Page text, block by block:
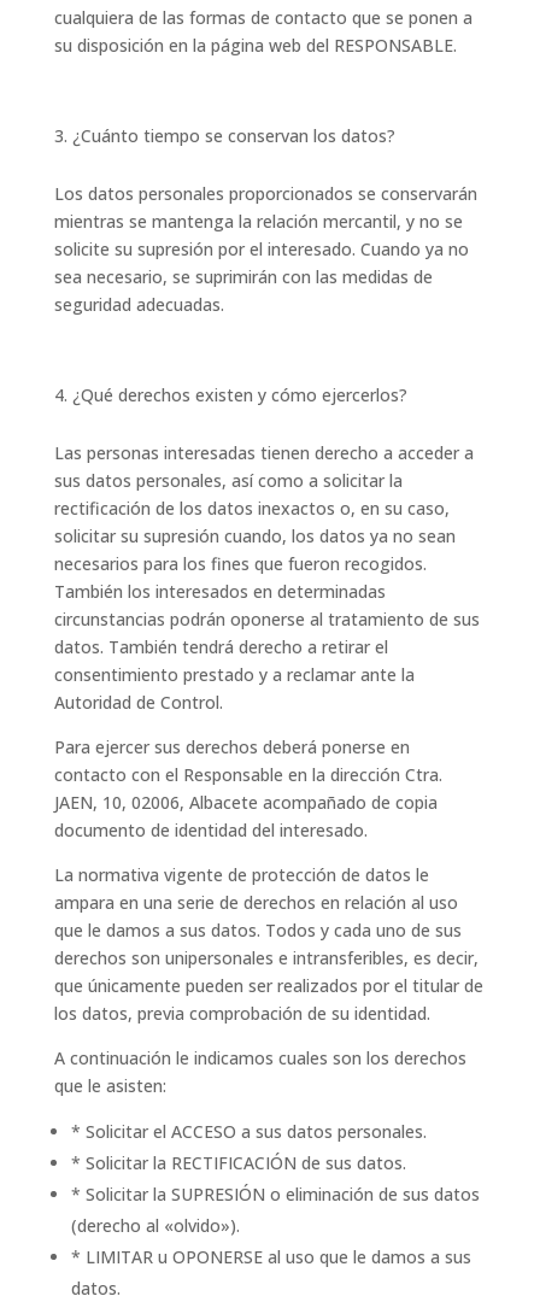
cualquiera de las formas de contacto que se ponen a
su disposición en la página web del RESPONSABLE.
¿Cuánto tiempo se conservan los datos?
Los datos personales proporcionados se conservarán
mientras se mantenga la relación mercantil, y no se
solicite su supresión por el interesado. Cuando ya no
sea necesario, se suprimirán con las medidas de
seguridad adecuadas.
¿Qué derechos existen y cómo ejercerlos?
Las personas interesadas tienen derecho a acceder a
sus datos personales, así como a solicitar la
rectificación de los datos inexactos o, en su caso,
solicitar su supresión cuando, los datos ya no sean
necesarios para los fines que fueron recogidos.
También los interesados en determinadas
circunstancias podrán oponerse al tratamiento de sus
datos. También tendrá derecho a retirar el
consentimiento prestado y a reclamar ante la
Autoridad de Control.
Para ejercer sus derechos deberá ponerse en
contacto con el Responsable en la dirección Ctra.
JAEN, 10, 02006, Albacete acompañado de copia
documento de identidad del interesado.
La normativa vigente de protección de datos le
ampara en una serie de derechos en relación al uso
que le damos a sus datos. Todos y cada uno de sus
derechos son unipersonales e intransferibles, es decir,
que únicamente pueden ser realizados por el titular de
los datos, previa comprobación de su identidad.
A continuación le indicamos cuales son los derechos
que le asisten:
* Solicitar el ACCESO a sus datos personales.
* Solicitar la RECTIFICACIÓN de sus datos.
* Solicitar la SUPRESIÓN o eliminación de sus datos
(derecho al «olvido»).
* LIMITAR u OPONERSE al uso que le damos a sus
datos.